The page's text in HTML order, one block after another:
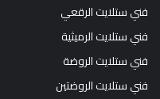
فني ستلايت الرقعي
فني ستلايت الرميثية
فني ستلايت الروضة
فني ستلايت الروضتين